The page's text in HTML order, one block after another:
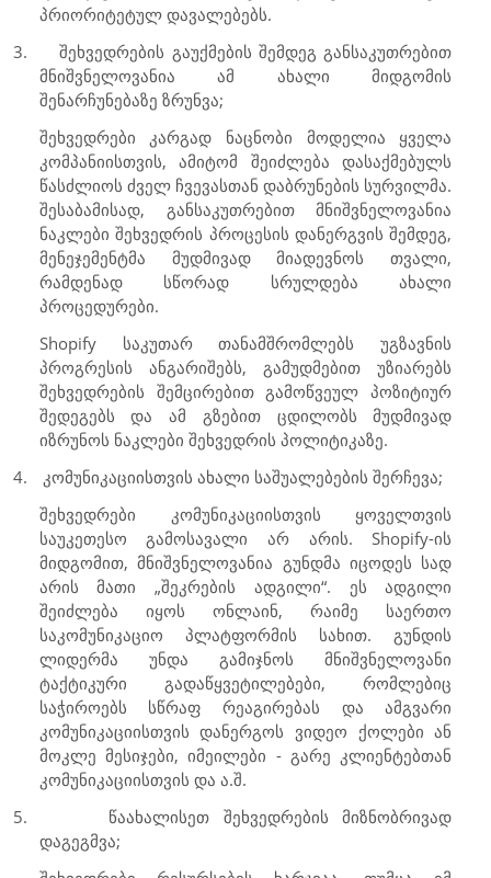
პრიორიტეტულ დავალებებს.
3.
შეხვედრების გაუქმების შემდეგ განსაკუთრებით
მნიშვნელოვანია ამ ახალი მიდგომის
შენარჩუნებაზე ზრუნვა;
შეხვედრები კარგად ნაცნობი მოდელია ყველა
კომპანიისთვის, ამიტომ შეიძლება დასაქმებულს
წასძლიოს ძველ ჩვევასთან დაბრუნების სურვილმა.
შესაბამისად, განსაკუთრებით მნიშვნელოვანია
ნაკლები შეხვედრის პროცესის დანერგვის შემდეგ,
მენეჯემენტმა მუდმივად მიადევნოს თვალი,
რამდენად სწორად სრულდება ახალი
პროცედურები.
Shopify საკუთარ თანამშრომლებს უგზავნის
პროგრესის ანგარიშებს, გამუდმებით უზიარებს
შეხვედრების შემცირებით გამოწვეულ პოზიტიურ
შედეგებს და ამ გზებით ცდილობს მუდმივად
იზრუნოს ნაკლები შეხვედრის პოლიტიკაზე.
4.
კომუნიკაციისთვის ახალი საშუალებების შერჩევა;
შეხვედრები კომუნიკაციისთვის ყოველთვის
საუკეთესო გამოსავალი არ არის.Shopify-ის
მიდგომით, მნიშვნელოვანია გუნდმა იცოდეს სად
არის მათი „შეკრების ადგილი“. ეს ადგილი
შეიძლება იყოს ონლაინ, რაიმე საერთო
საკომუნიკაციო პლატფორმის სახით. გუნდის
ლიდერმა უნდა გამიჯნოს მნიშვნელოვანი
ტაქტიკური გადაწყვეტილებები, რომლებიც
საჭიროებს სწრაფ რეაგირებას და ამგვარი
კომუნიკაციისთვის დანერგოს ვიდეო ქოლები ან
მოკლე მესიჯები, იმეილები - გარე კლიენტებთან
კომუნიკაციისთვის და ა.შ.
5.
წაახალისეთ შეხვედრების მიზნობრივად
დაგეგმვა;